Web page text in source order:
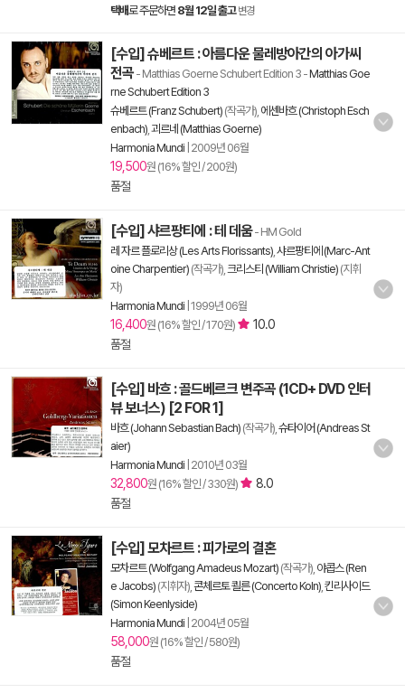
택배로 주문하면 8월 12일 출고 변경
[수입] 슈베르트 : 아름다운 물레방아간의 아가씨
전곡 - Matthias Goerne Schubert Edition 3 -Matthias Goe
rne Schubert Edition 3
슈베르트 (Franz Schubert) (작곡가), 에센바흐 (Christoph Esch
enbach) 괴르네 (Matthias Goerne)
Harmonia Mundi 2009년 06월
19,500원 (16% 할인 / 200원)
품절
[수입] 샤르팡티에 : 테 데움- HM Gold
레 자르 플로리상 (Les Arts Florissants) 샤르팡티에 (Marc-Ant
oine Charpentier) (작곡가), 크리스티 (William Christie) (지휘
자)
Harmonia Mundi 1999년 06월
16,400원 (16% 할인 / 170원)
10.0
품절
[수입] 바흐 : 골드베르크 변주곡 (1CD+ DVD 인터
뷰 보너스) [2 FOR 1]
바흐 (Johann Sebastian Bach) (작곡가), 슈타이어 (Andreas St
aier)
Harmonia Mundi 2010년 03월
32,800원 (16% 할인 / 330원)
8.0
품절
[수입] 모차르트 : 피가로의 결혼
모차르트 (Wolfgang Amadeus Mozart) (작곡가), 야콥스 (Ren
e Jacobs) (지휘자), 콘체르토 쾰른 (Concerto Koln) 킨리사이드
(Simon Keenlyside)
Harmonia Mundi 2004년 05월
58,000원 (16% 할인 / 580원)
품절